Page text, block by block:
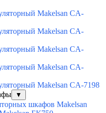
Makelsan CA-
Makelsan CA-
Makelsan CA-
Makelsan CA-
Makelsan CA-7198
▼
шкафов Makelsan